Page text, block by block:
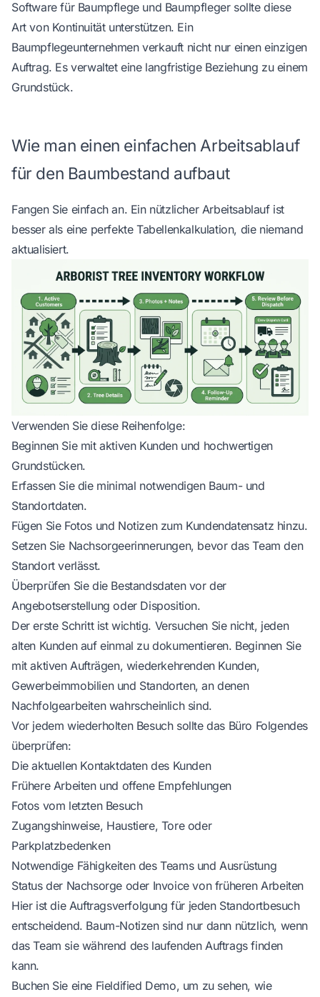
Software für Baumpflege und Baumpflegersollte diese
Art von Kontinuität unterstützen. Ein
Baumpflegeunternehmen verkauft nicht nur einen einzigen
Auftrag. Es verwaltet eine langfristige Beziehung zu einem
Grundstück.
Wie man einen einfachen Arbeitsablauf
für den Baumbestand aufbaut
Fangen Sie einfach an. Ein nützlicher Arbeitsablauf ist
besser als eine perfekte Tabellenkalkulation, die niemand
aktualisiert.
Verwenden Sie diese Reihenfolge:
Beginnen Sie mit aktiven Kunden und hochwertigen
Grundstücken.
Erfassen Sie die minimal notwendigen Baum- und
Standortdaten.
Fügen Sie Fotos und Notizen zum Kundendatensatz hinzu.
Setzen Sie Nachsorgeerinnerungen, bevor das Team den
Standort verlässt.
Überprüfen Sie die Bestandsdaten vor der
Angebotserstellung oder Disposition.
Der erste Schritt ist wichtig. Versuchen Sie nicht, jeden
alten Kunden auf einmal zu dokumentieren. Beginnen Sie
mit aktiven Aufträgen, wiederkehrenden Kunden,
Gewerbeimmobilien und Standorten, an denen
Nachfolgearbeiten wahrscheinlich sind.
Vor jedem wiederholten Besuch sollte das Büro Folgendes
überprüfen:
Die aktuellen Kontaktdaten des Kunden
Frühere Arbeiten und offene Empfehlungen
Fotos vom letzten Besuch
Zugangshinweise, Haustiere, Tore oder
Parkplatzbedenken
Notwendige Fähigkeiten des Teams und Ausrüstung
Status der Nachsorge oder Invoice von früheren Arbeiten
Hier ist die Auftragsverfolgung für jeden Standortbesuch
entscheidend. Baum-Notizen sind nur dann nützlich, wenn
das Team sie während des laufenden Auftrags finden
kann.
Buchen Sie eine Fieldified Demo, um zu sehen, wie